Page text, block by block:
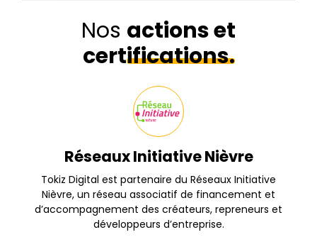
Nos actions et
certifications.
Réseaux Initiative Nièvre
Tokiz Digital est partenaire du Réseaux Initiative
Nièvre, un réseau associatif de financement et
d’accompagnement des créateurs, repreneurs et
développeurs d’entreprise.